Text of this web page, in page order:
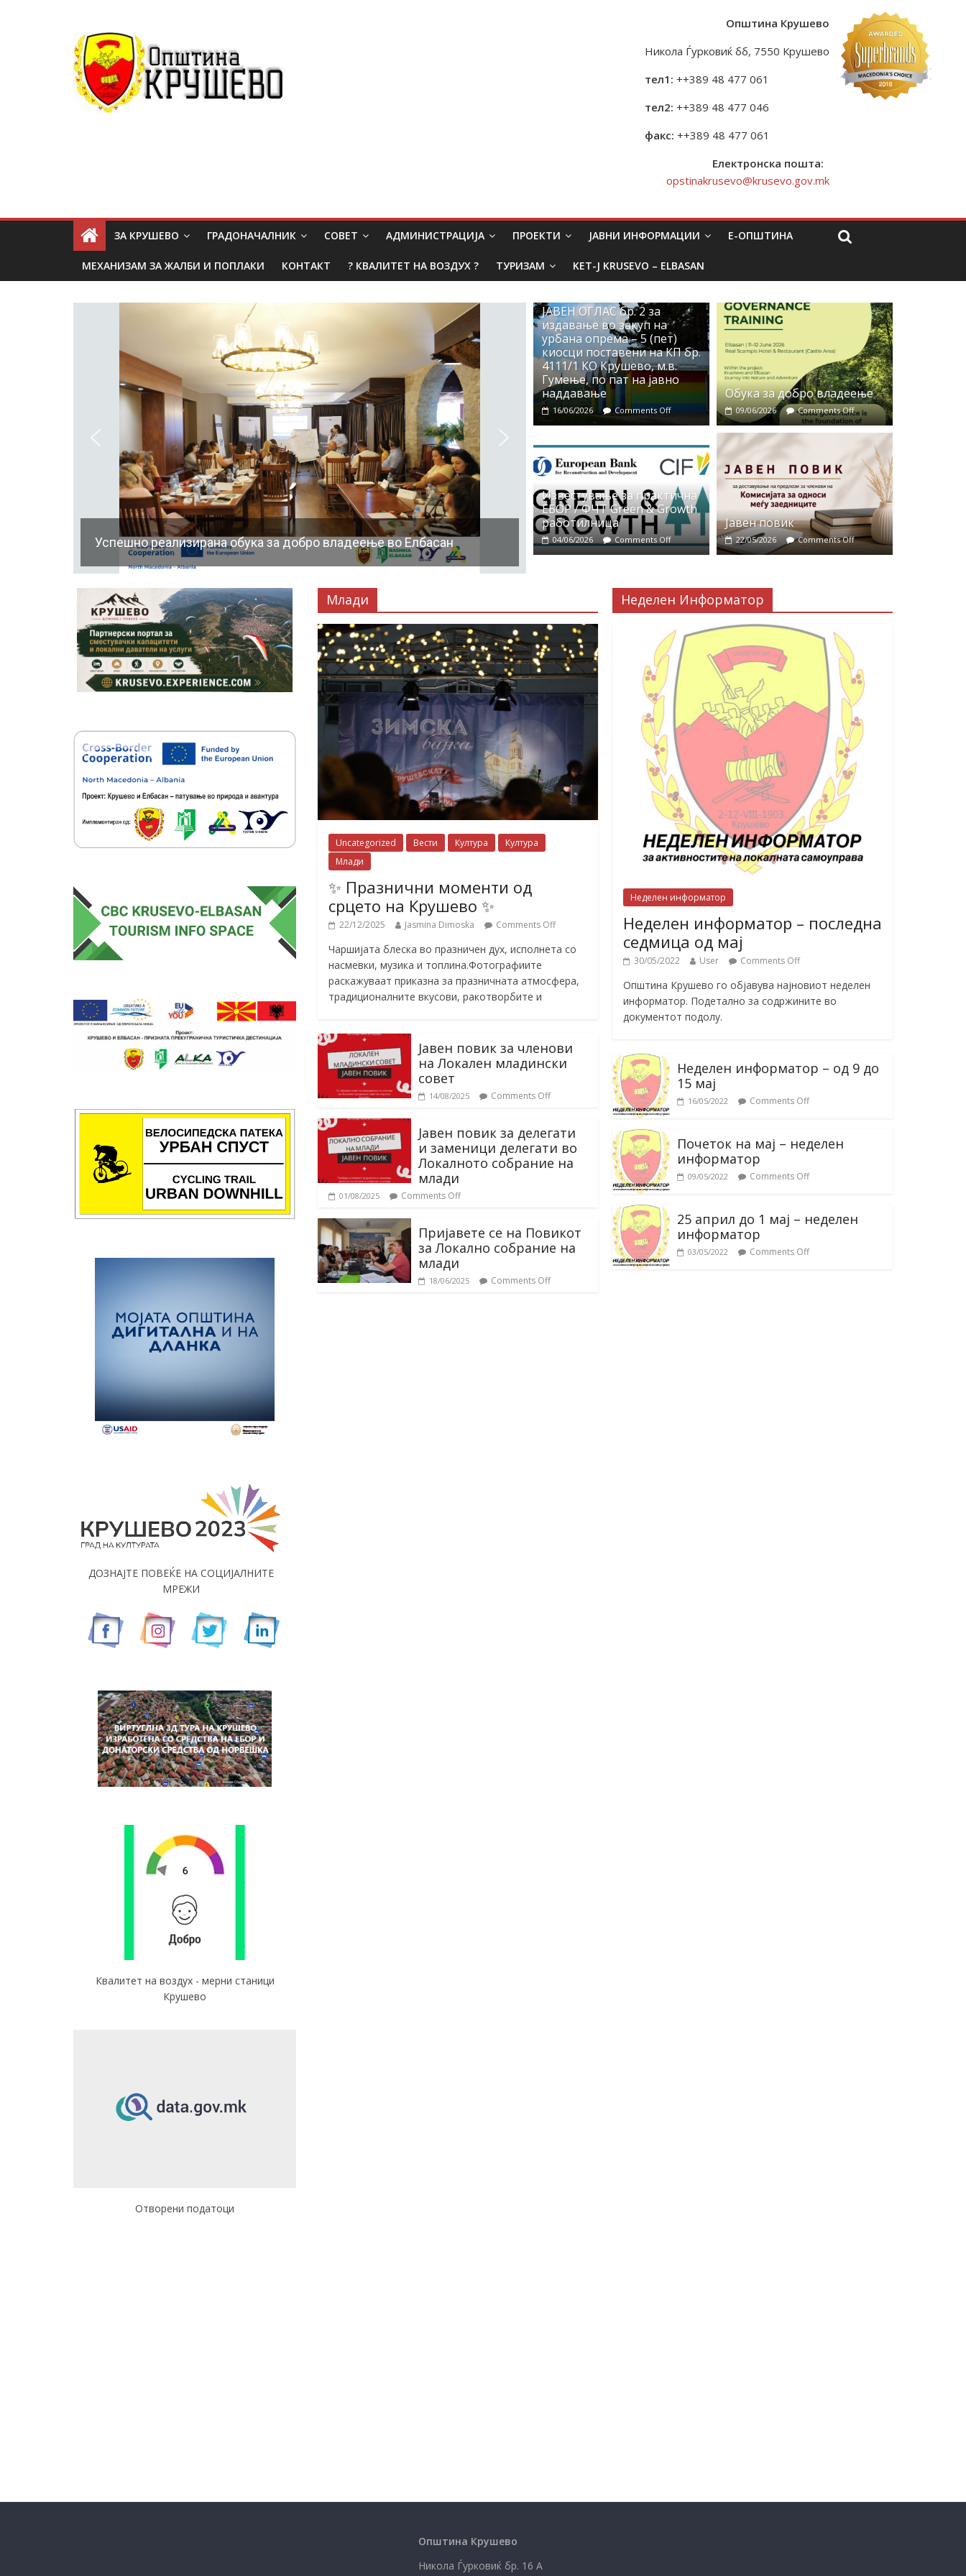
Општина Крушево
Никола Ѓурковиќ бб, 7550 Крушево
тел1: ++389 48 477 061
тел2: ++389 48 477 046
факс: ++389 48 477 061
Електронска пошта:
opstinakrusevo@krusevo.gov.mk
ЗА КРУШЕВО ГРАДОНАЧАЛНИК СОВЕТ АДМИНИСТРАЦИЈА ПРОЕКТИ ЈАВНИ ИНФОРМАЦИИ Е-ОПШТИНА
МЕХАНИЗАМ ЗА ЖАЛБИ И ПОПЛАКИ КОНТАКТ ? КВАЛИТЕТ НА ВОЗДУХ ? ТУРИЗАМ KET-J KRUSEVO – ELBASAN
Успешно реализирана обука за добро владеење во Елбасан
ЈАВЕН ОГЛАС бр. 2 за
издавање во закуп на
урбана опрема – 5 (пет)
киосци поставени на КП бр.
4111/1 КО Крушево, м.в.
Гумење, по пат на јавно
наддавање
16/06/2026 Comments Off
Обука за добро владеење
09/06/2026 Comments Off
Известување за практична
ЕБОР / ФЧТ Green & Growth
работилница
04/06/2026 Comments Off
Јавен повик
22/05/2026 Comments Off
Млади
Uncategorized Вести Култура
Култура
Млади
✨ Празнични моменти од
срцето на Крушево ✨
22/12/2025 Jasmina Dimoska Comments Off
Чаршијата блеска во празничен дух, исполнета со
насмевки, музика и топлина.Фотографиите
раскажуваат приказна за празничната атмосфера,
традиционалните вкусови, ракотворбите и
Јавен повик за членови
на Локален младински
совет
14/08/2025 Comments Off
Јавен повик за делегати
и заменици делегати во
Локалното собрание на
млади
01/08/2025 Comments Off
Пријавете се на Повикот
за Локално собрание на
млади
18/06/2025 Comments Off
Неделен Информатор
Неделен информатор
Неделен информатор – последна
седмица од мај
30/05/2022 User Comments Off
Општина Крушево го објавува најновиот неделен
информатор. Подетално за содржините во
документот подолу.
Неделен информатор – од 9 до
15 мај
16/05/2022 Comments Off
Почеток на мај – неделен
информатор
09/05/2022 Comments Off
25 април до 1 мај – неделен
информатор
03/05/2022 Comments Off
ДОЗНАЈТЕ ПОВЕЌЕ НА СОЦИЈАЛНИТЕ
МРЕЖИ
Квалитет на воздух - мерни станици
Крушево
Отворени податоци
Општина Крушево
Никола Ѓурковиќ бр. 16 А